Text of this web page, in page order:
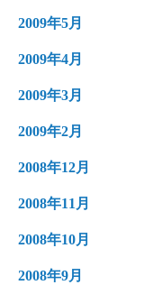
2009年5月
2009年4月
2009年3月
2009年2月
2008年12月
2008年11月
2008年10月
2008年9月